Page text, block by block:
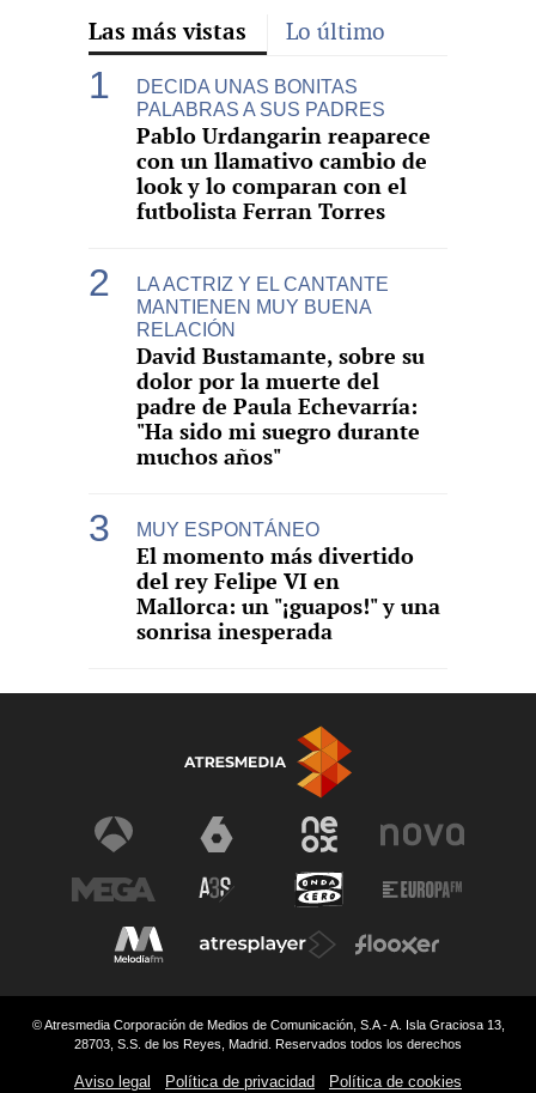
Las más vistas Lo último
DECIDA UNAS BONITAS
PALABRAS A SUS PADRES
Pablo Urdangarin reaparece
con un llamativo cambio de
look y lo comparan con el
futbolista Ferran Torres
LA ACTRIZ Y EL CANTANTE
MANTIENEN MUY BUENA
RELACIÓN
David Bustamante, sobre su
dolor por la muerte del
padre de Paula Echevarría:
"Ha sido mi suegro durante
muchos años"
MUY ESPONTÁNEO
El momento más divertido
del rey Felipe VI en
Mallorca: un "¡guapos!" y una
sonrisa inesperada
© Atresmedia Corporación de Medios de Comunicación, S.A - A. Isla Graciosa 13,
28703, S.S. de los Reyes, Madrid. Reservados todos los derechos
Aviso legal Política de privacidad Política de cookies